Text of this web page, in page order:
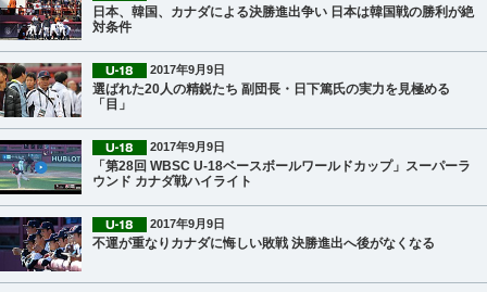
日本、韓国、カナダによる決勝進出争い 日本は韓国戦の勝利が絶
対条件
2017年9月9日
選ばれた20人の精鋭たち 副団長・日下篤氏の実力を見極める
「目」
2017年9月9日
「第28回 WBSC U-18ベースボールワールドカップ」スーパーラ
ウンド カナダ戦ハイライト
2017年9月9日
不運が重なりカナダに悔しい敗戦 決勝進出へ後がなくなる